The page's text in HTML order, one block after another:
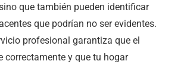
que también pueden identificar
que podrían no ser evidentes.
profesional garantiza que el
correctamente y que tu hogar